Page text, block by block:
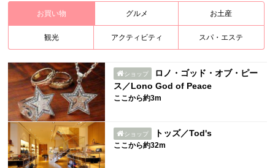
お買い物 グルメ お土産
観光 アクティビティ スパ・エステ
ショップ
ロノ・ゴッド・オブ・ピー
ス／Lono God of Peace
ここから約3m
ショップ トッズ／Tod's
ここから約32m